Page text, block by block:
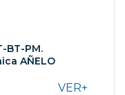
BT-PM.
AÑELO
VER+